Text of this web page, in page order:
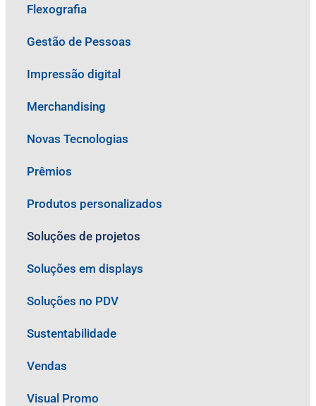
Flexografia
Gestão de Pessoas
Impressão digital
Merchandising
Novas Tecnologias
Prêmios
Produtos personalizados
Soluções de projetos
Soluções em displays
Soluções no PDV
Sustentabilidade
Vendas
Visual Promo